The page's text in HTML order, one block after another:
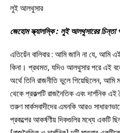
লুই আলথুসার
জেহোম স্ক্যালস্কি : লুই আলথুসারের চিন্তা
এতিয়েঁন বালিবার : আমি জানি না যে, আমি
কিনা। প্রথমত, যদিও আলথুসার পরে এই
অর্থে তিনি রাজনীতি ভুলে গিয়েছিলেন,
থেকে প্রকল্পটি রাজনৈতিক এবং দার্শনিক
তরুণ মার্কসবাদীদের এমনকি আরও
প্রকল্পের আকর্ষণীয় দিকগুলির মধ্যে একটি